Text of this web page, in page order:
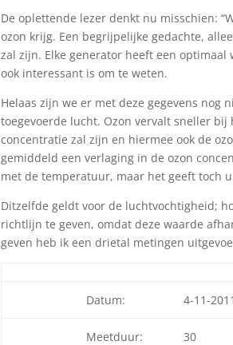
De oplettende lezer denkt nu misschien:
ozon krijg. Een begrijpelijke gedachte,
zal zijn. Elke generator heeft een
ook interessant is om te weten.
Helaas zijn we er met deze gegevens
toegevoerde lucht. Ozon vervalt sneller
concentratie zal zijn en hiermee ook de
gemiddeld een verlaging in de ozon
met de temperatuur, maar het geeft toch
Ditzelfde geldt voor de luchtvochtigheid;
richtlijn te geven, omdat deze waarde
geven heb ik een drietal metingen
Datum: 4-11-2011
Meetduur: 30